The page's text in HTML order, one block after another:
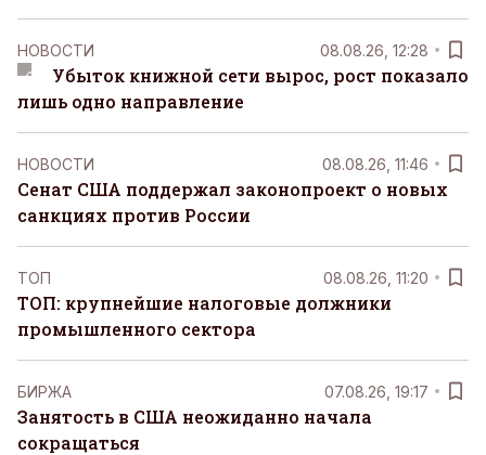
НОВОСТИ 08.08.26, 12:28
Убыток книжной сети вырос, рост показало
лишь одно направление
НОВОСТИ 08.08.26, 11:46
Сенат США поддержал законопроект о новых
санкциях против России
ТОП 08.08.26, 11:20
ТОП: крупнейшие налоговые должники
промышленного сектора
БИРЖА 07.08.26, 19:17
Занятость в США неожиданно начала
сокращаться